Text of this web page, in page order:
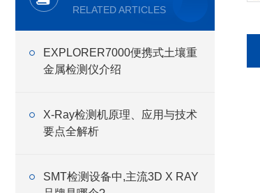
RELATED ARTICLES
EXPLORER7000便携式土壤重
金属检测仪介绍
X-Ray检测机原理、应用与技术
要点全解析
SMT检测设备中,主流3D X RAY